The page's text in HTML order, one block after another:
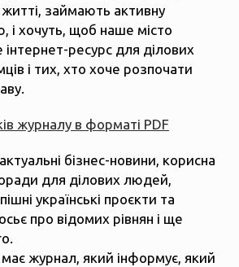
житті, займають активну
і хочуть, щоб наше місто
ресурс для ділових
і тих, хто хоче розпочати
журналу в форматі PDF
бізнес-новини, корисна
для ділових людей,
українські проєкти та
про відомих рівнян і ще
журнал, який інформує, який